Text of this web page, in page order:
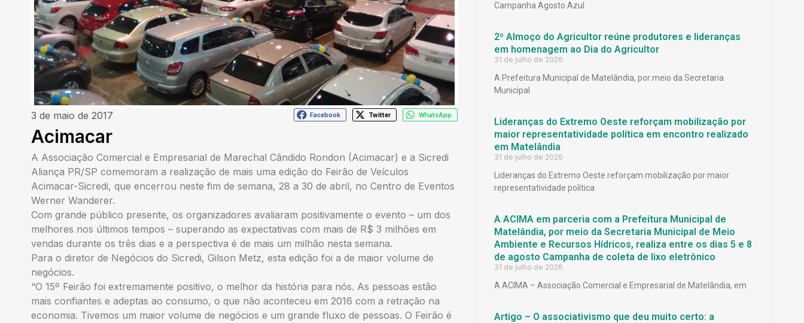
3 de maio de 2017 Facebook Twitter WhatsApp
Acimacar
A Associação Comercial e Empresarial de Marechal Cândido Rondon (Acimacar) e a Sicredi
Aliança PR/SP comemoram a realização de mais uma edição do Feirão de Veículos
Acimacar-Sicredi, que encerrou neste fim de semana, 28 a 30 de abril, no Centro de Eventos
Werner Wanderer.
Com grande público presente, os organizadores avaliaram positivamente o evento – um dos
melhores nos últimos tempos – superando as expectativas com mais de R$ 3 milhões em
vendas durante os três dias e a perspectiva é de mais um milhão nesta semana.
Para o diretor de Negócios do Sicredi, Gilson Metz, esta edição foi a de maior volume de
negócios.
“O 15º Feirão foi extremamente positivo, o melhor da história para nós. As pessoas estão
mais confiantes e adeptas ao consumo, o que não aconteceu em 2016 com a retração na
economia. Tivemos um maior volume de negócios e um grande fluxo de pessoas. O Feirão é
Campanha Agosto Azul
2º Almoço do Agricultor reúne produtores e lideranças
em homenagem ao Dia do Agricultor
31 de julho de 2026
A Prefeitura Municipal de Matelândia, por meio da Secretaria
Municipal
Lideranças do Extremo Oeste reforçam mobilização por
maior representatividade política em encontro realizado
em Matelândia
31 de julho de 2026
Lideranças do Extremo Oeste reforçam mobilização por maior
representatividade política
A ACIMA em parceria com a Prefeitura Municipal de
Matelândia, por meio da Secretaria Municipal de Meio
Ambiente e Recursos Hídricos, realiza entre os dias 5 e 8
de agosto Campanha de coleta de lixo eletrônico
31 de julho de 2026
A ACIMA – Associação Comercial e Empresarial de Matelândia, em
Artigo – O associativismo que deu muito certo: a